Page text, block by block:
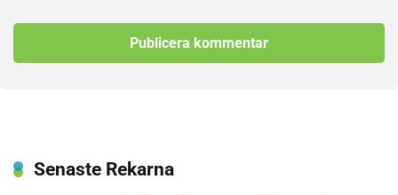
Senaste Rekarna